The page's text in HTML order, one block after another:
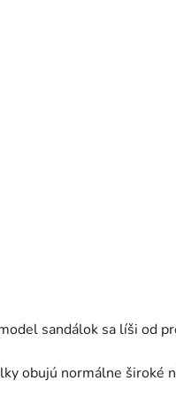
sandálok sa líši od
obujú normálne široké